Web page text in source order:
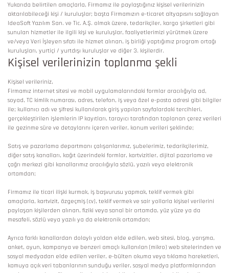
Yukarıda belirtilen amaçlarla, Firmamız ile paylaştığınız kişisel verilerinizin
aktarılabileceği kişi / kuruluşlar; başta Firmamızın e-ticaret altyapısını sağlayan
IdeaSoft Yazılım San. ve Tic. A.Ş. olmak üzere, tedarikçiler, kargo şirketleri gibi
sunulan hizmetler ile ilgili kişi ve kuruluşlar, faaliyetlerimizi yürütmek üzere
ve/veya Veri İşleyen sıfatı ile hizmet alınan, iş birliği yaptığımız program ortağı
kuruluşları, yurtiçi / yurtdışı kuruluşlar ve diğer 3. kişilerdir.
Kişisel verilerinizin toplanma şekli
Kişisel verileriniz,
Firmamız internet sitesi ve mobil uygulamalarındaki formlar aracılığıyla ad,
soyad, TC kimlik numarası, adres, telefon, iş veya özel e-posta adresi gibi bilgiler
ile; kullanıcı adı ve şifresi kullanılarak giriş yapılan sayfalardaki tercihleri,
gerçekleştirilen işlemlerin IP kayıtları, tarayıcı tarafından toplanan çerez verileri
ile gezinme süre ve detaylarını içeren veriler, konum verileri şeklinde;
Satış ve pazarlama departmanı çalışanlarımız, şubelerimiz, tedarikçilerimiz,
diğer satış kanalları, kağıt üzerindeki formlar, kartvizitler, dijital pazarlama ve
çağrı merkezi gibi kanallarımız aracılığıyla sözlü, yazılı veya elektronik
ortamdan;
Firmamız ile ticari ilişki kurmak, iş başvurusu yapmak, teklif vermek gibi
amaçlarla, kartvizit, özgeçmiş (cv), teklif vermek ve sair yollarla kişisel verilerini
paylaşan kişilerden alınan, fiziki veya sanal bir ortamda, yüz yüze ya da
mesafeli, sözlü veya yazılı ya da elektronik ortamdan;
Ayrıca farklı kanallardan dolaylı yoldan elde edilen, web sitesi, blog, yarışma,
anket, oyun, kampanya ve benzeri amaçlı kullanılan (mikro) web sitelerinden ve
sosyal medyadan elde edilen veriler, e-bülten okuma veya tıklama hareketleri,
kamuya açık veri tabanlarının sunduğu veriler, sosyal medya platformlarından